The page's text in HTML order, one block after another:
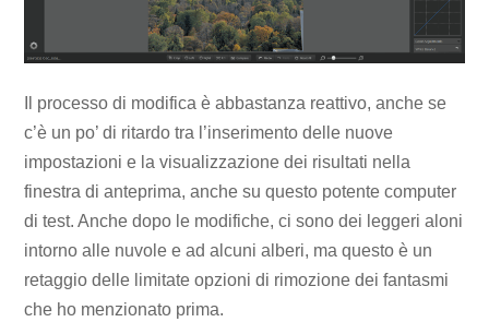
Il processo di modifica è abbastanza reattivo, anche se
c’è un po’ di ritardo tra l’inserimento delle nuove
impostazioni e la visualizzazione dei risultati nella
finestra di anteprima, anche su questo potente computer
di test. Anche dopo le modifiche, ci sono dei leggeri aloni
intorno alle nuvole e ad alcuni alberi, ma questo è un
retaggio delle limitate opzioni di rimozione dei fantasmi
che ho menzionato prima.